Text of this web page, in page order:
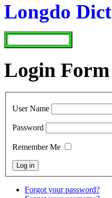
Longdo Dict
Login Form
User Name
Password
Remember Me
Forgot your password?